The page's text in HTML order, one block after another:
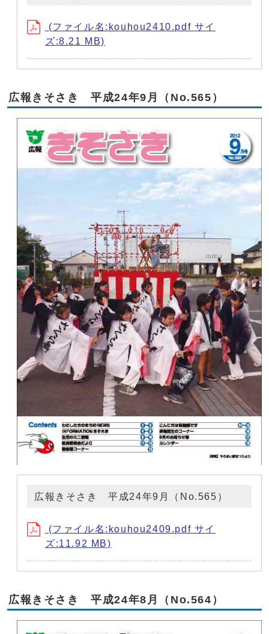
(ファイル名:kouhou2410.pdf サイ
ズ:8.21 MB)
広報きそさき 平成24年9月（No.565）
広報きそさき 平成24年9月（No.565）
(ファイル名:kouhou2409.pdf サイ
ズ:11.92 MB)
広報きそさき 平成24年8月（No.564）